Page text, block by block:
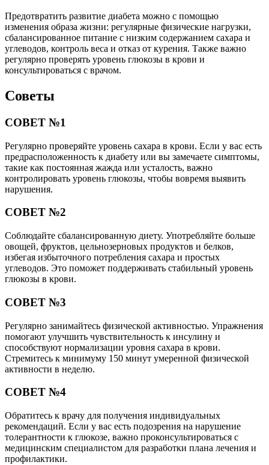
Предотвратить развитие диабета можно с помощью
изменения образа жизни: регулярные физические нагрузки,
сбалансированное питание с низким содержанием сахара и
углеводов, контроль веса и отказ от курения. Также важно
регулярно проверять уровень глюкозы в крови и
консультироваться с врачом.
Советы
СОВЕТ №1
Регулярно проверяйте уровень сахара в крови. Если у вас есть
предрасположенность к диабету или вы замечаете симптомы,
такие как постоянная жажда или усталость, важно
контролировать уровень глюкозы, чтобы вовремя выявить
нарушения.
СОВЕТ №2
Соблюдайте сбалансированную диету. Употребляйте больше
овощей, фруктов, цельнозерновых продуктов и белков,
избегая избыточного потребления сахара и простых
углеводов. Это поможет поддерживать стабильный уровень
глюкозы в крови.
СОВЕТ №3
Регулярно занимайтесь физической активностью. Упражнения
помогают улучшить чувствительность к инсулину и
способствуют нормализации уровня сахара в крови.
Стремитесь к минимуму 150 минут умеренной физической
активности в неделю.
СОВЕТ №4
Обратитесь к врачу для получения индивидуальных
рекомендаций. Если у вас есть подозрения на нарушение
толерантности к глюкозе, важно проконсультироваться с
медицинским специалистом для разработки плана лечения и
профилактики.